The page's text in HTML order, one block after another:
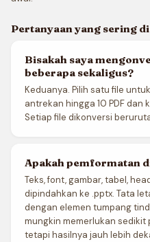
Pertanyaan yang sering
Bisakah saya
beberapa sekaligus?
Keduanya. Pilih satu file
antrekan hingga 10 PDF dan
Setiap file dikonversi
Apakah pemformatan
Teks, font, gambar, tabel,
dipindahkan ke .pptx. Tata
dengan elemen tumpang
mungkin memerlukan sedikit
tetapi hasilnya jauh lebih